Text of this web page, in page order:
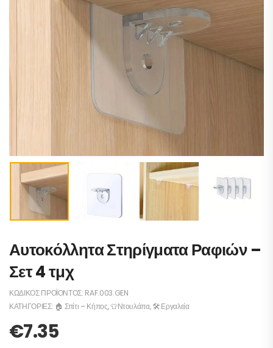
Αυτοκόλλητα Στηρίγματα Ραφιών –
Σετ 4 τμχ
ΚΩΔΙΚΌΣ ΠΡΟΪΌΝΤΟΣ: RAF.003.GEN
ΚΑΤΗΓΟΡΊΕΣ: 🏠 Σπίτι – Κήπος,👕Ντουλάπα,🛠️ Εργαλεία
€7.35